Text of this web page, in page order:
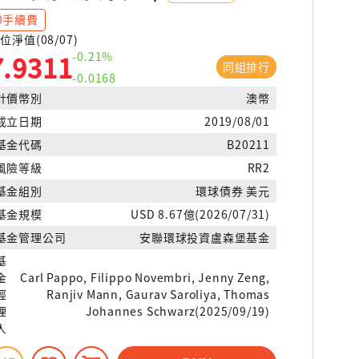
續費
淨值(08/07)
-0.21%
-0.0168
同組排行
價幣別
澳幣
立日期
2019/08/01
金代碼
B20211
險等級
RR2
金組別
環球債券 美元
金規模
USD 8.67億(2026/07/31)
金管理公司
安聯環球投資盧森堡基金
Carl Pappo, Filippo Novembri, Jenny Zeng,
Ranjiv Mann, Gaurav Saroliya, Thomas
Johannes Schwarz(2025/09/19)